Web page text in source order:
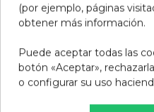
(por ejemplo, páginas
obtener más información.
Puede aceptar todas las
botón «Aceptar»,
o configurar su uso